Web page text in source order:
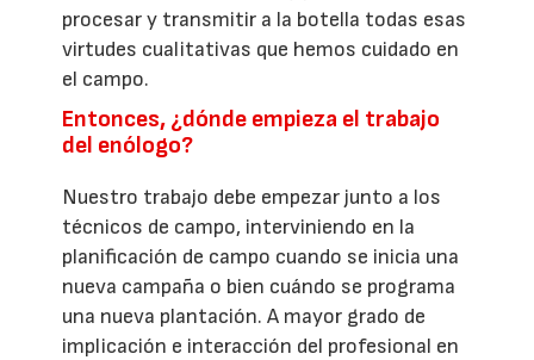
procesar y transmitir a la botella todas esas
virtudes cualitativas que hemos cuidado en
el campo.
Entonces, ¿dónde empieza el trabajo
del enólogo?
Nuestro trabajo debe empezar junto a los
técnicos de campo, interviniendo en la
planificación de campo cuando se inicia una
nueva campaña o bien cuándo se programa
una nueva plantación. A mayor grado de
implicación e interacción del profesional en